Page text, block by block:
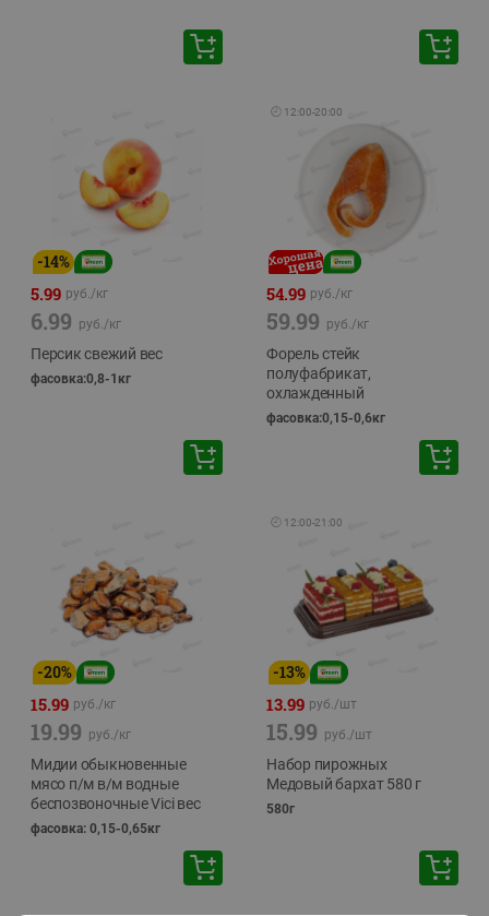
-14%
5.99 руб./кг
6.99 руб./кг
Персик свежий вес
фасовка:0,8-1кг
🕘 12:00-20:00
54.99 руб./кг
59.99 руб./кг
Форель стейк
полуфабрикат,
охлажденный
фасовка:0,15-0,6кг
-20%
15.99 руб./кг
19.99 руб./кг
Мидии обыкновенные
мясо п/м в/м водные
беспозвоночные Vici вес
фасовка: 0,15-0,65кг
🕘 12:00-21:00
-13%
13.99 руб./шт
15.99 руб./шт
Набор пирожных
Медовый бархат 580 г
580г